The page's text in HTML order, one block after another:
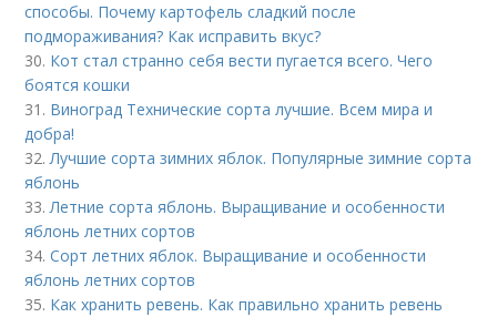
способы. Почему картофель сладкий после
подмораживания? Как исправить вкус?
30. Кот стал странно себя вести пугается всего. Чего
боятся кошки
31. Виноград Технические сорта лучшие. Всем мира и
добра!
32.Лучшие сорта зимних яблок. Популярные зимние сорта
яблонь
33.Летние сорта яблонь. Выращивание и особенности
яблонь летних сортов
34.Сорт летних яблок. Выращивание и особенности
яблонь летних сортов
35. Как хранить ревень. Как правильно хранить ревень